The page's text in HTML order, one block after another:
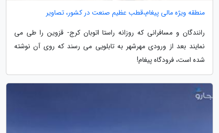
منطقه ویژه مالی پیغام،قطب عظیم صنعت در کشور، تصاویر
رانندگان و مسافرانی که روزانه راستا اتوبان کرج- قزوین را طی می
نمایند بعد از ورودی مهرشهر به تابلویی می رسند که روی آن نوشته
شده است، فرودگاه پیغام!